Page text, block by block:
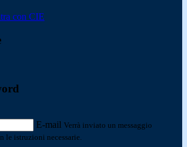
con CIE
E-mail Verrà inviato un messaggio
istruzioni necessarie.